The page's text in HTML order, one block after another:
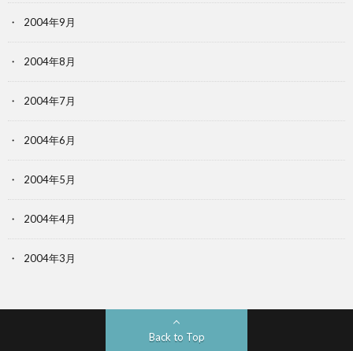
2004年9月
2004年8月
2004年7月
2004年6月
2004年5月
2004年4月
2004年3月
Back to Top